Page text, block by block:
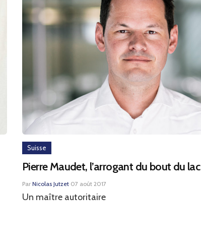
Suisse
Pierre Maudet, l’arrogant du bout du lac
Par Nicolas Jutzet·07 août 2017
Un maître autoritaire